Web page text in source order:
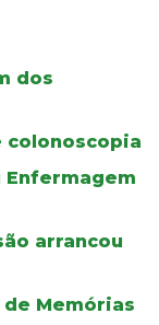
dos
colonoscopia
Enfermagem
arrancou
Memórias